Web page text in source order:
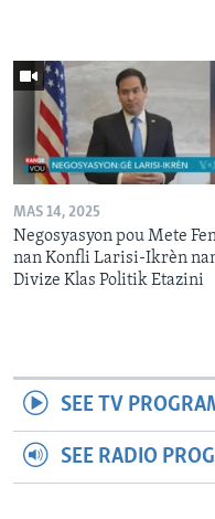
MAS 14, 2025
Negosyasyon pou Mete
nan Konfli Larisi-Ikrèn
Divize Klas Politik Etazini
SEE TV
SEE RADIO